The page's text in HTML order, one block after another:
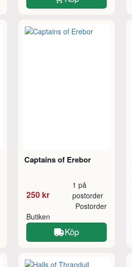
Captains of Erebor
250 kr
1 på
postorder
Butiken
Postorder
Köp